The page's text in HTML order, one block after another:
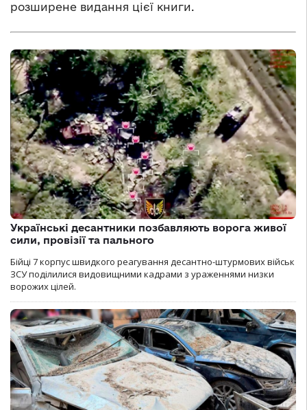
розширене видання цієї книги.
Українські десантники позбавляють ворога живої
сили, провізії та пального
Бійці 7 корпус швидкого реагування десантно-штурмових військ
ЗСУ поділилися видовищними кадрами з ураженнями низки
ворожих цілей.